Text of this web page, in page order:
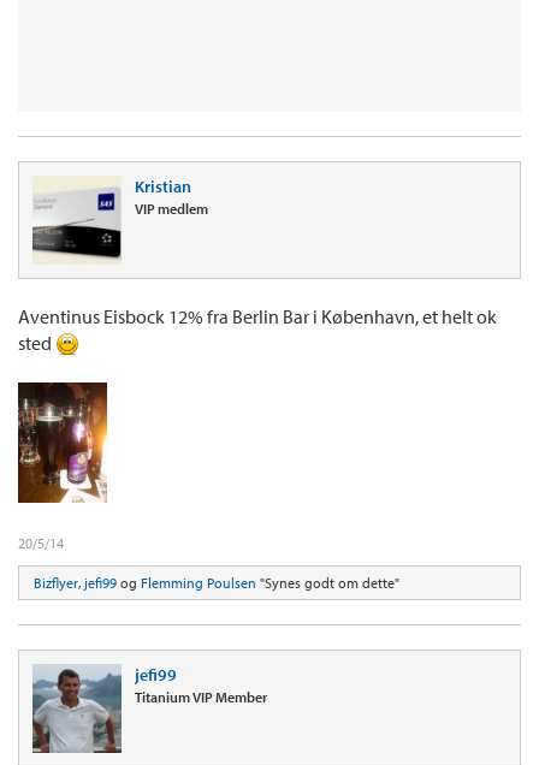
Kristian
VIP medlem
Aventinus Eisbock 12% fra Berlin Bar i København, et helt ok
sted
20/5/14
Bizflyer, jefi99 og Flemming Poulsen "Synes godt om dette"
jefi99
Titanium VIP Member